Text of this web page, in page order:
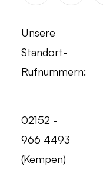
Unsere
Standort-
Rufnummern:
02152 -
966 4493
(Kempen)